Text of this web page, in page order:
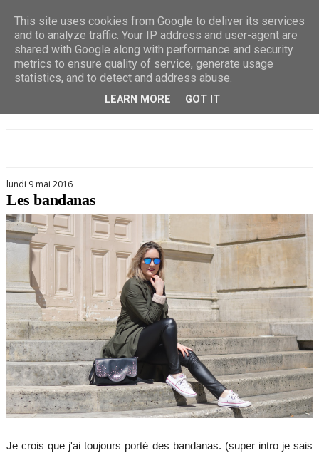
lundi 9 mai 2016
Les bandanas
Je crois que j'ai toujours porté des bandanas. (super intro je sais
This site uses cookies from Google to deliver its services
and to analyze traffic. Your IP address and user-agent are
shared with Google along with performance and security
metrics to ensure quality of service, generate usage
statistics, and to detect and address abuse.
LEARN MORE GOT IT